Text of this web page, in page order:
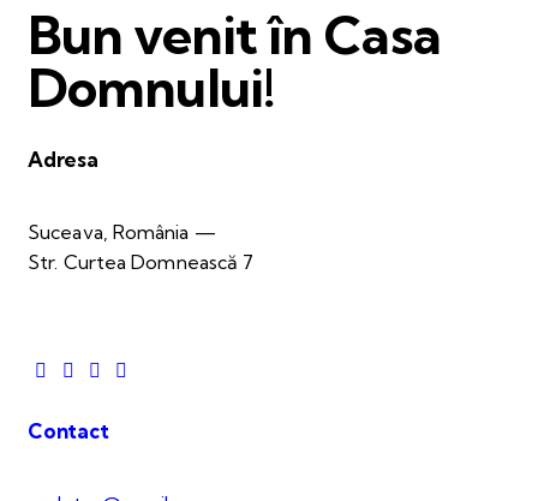
Bun venit în Casa
Domnului!
Adresa
Suceava, România —
Str. Curtea Domnească 7
Contact